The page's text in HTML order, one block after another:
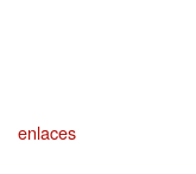
enlaces